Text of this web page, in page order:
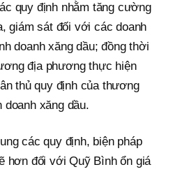
quy định nhằm tăng cường
giám sát đối với các doanh
doanh xăng dầu; đồng thời
địa phương thực hiện
thủ quy định của thương
doanh xăng dầu.
các quy định, biện pháp
hơn đối với Quỹ Bình ổn giá